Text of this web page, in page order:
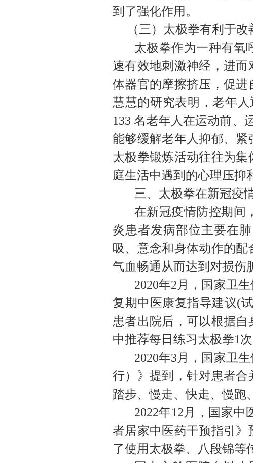
到了强化作用。
（三）太极拳有利于
太极拳作为一种有氧
速有效地刺激神经，进而
体器官的摩擦挤压，促进
慧慧的研究表明，老年人
133名老年人在运动前、
能够缓解老年人抑郁、
太极拳锻炼活动往往为
庭生活中遇到的心理压抑
三、太极拳在新冠疫
在新冠疫情防控期间
炎患者发病部位主要在肺
吸、意念和身体动作的
气血畅通从而达到对损伤
2020年2 月
，国家卫
复期中医康复指导建议(
患者出院后，可以根据
中推荐每日 练习太极拳1
2020年3 月 ， 国家卫
行）》提到
，针对患者合
踏步、慢走、快走、慢跑
2022年12 月 ， 国家中
者居家中医药干预指引 》
了使用太极拳、八段锦等